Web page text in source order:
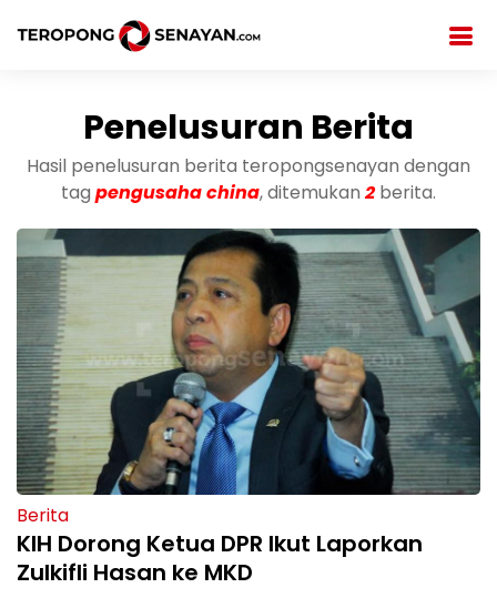
Penelusuran Berita
Hasil penelusuran berita teropongsenayan dengan
tag pengusaha china, ditemukan 2berita.
Berita
KIH Dorong Ketua DPR Ikut Laporkan
Zulkifli Hasan ke MKD